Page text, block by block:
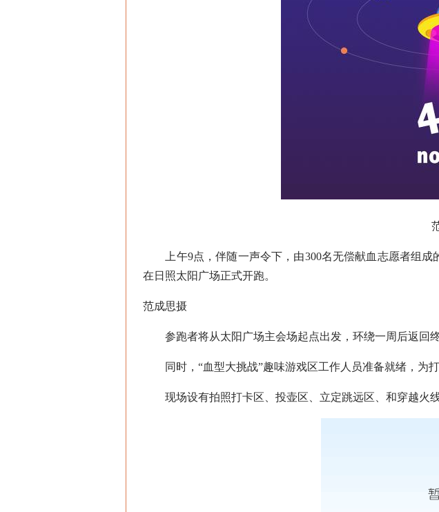
上午9点，伴随一声令下，由300名无偿献血志愿者组成
在日照太阳广场正式开跑。
范成思摄
参跑者将从太阳广场主会场起点出发，环绕一周后返回终
同时，“血型大挑战”趣味游戏区工作人员准备就绪，为打
现场设有拍照打卡区、投壶区、立定跳远区、和穿越火线